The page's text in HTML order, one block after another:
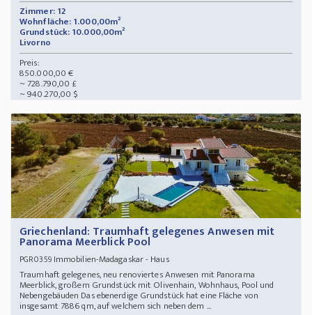
Zimmer: 12
Wohnfläche: 1.000,00m²
Grundstück: 10.000,00m²
Livorno
Preis:
850.000,00 €
~ 728.790,00 £
~ 940.270,00 $
Griechenland: Traumhaft gelegenes Anwesen mit
Panorama Meerblick Pool
PGR0359Immobilien-Madagaskar - Haus
Traumhaft gelegenes, neu renoviertes Anwesen mit Panorama
Meerblick, großem Grundstück mit Olivenhain, Wohnhaus, Pool und
Nebengebäuden Das ebenerdige Grundstück hat eine Fläche von
insgesamt 7886 qm, auf welchem sich neben dem ...